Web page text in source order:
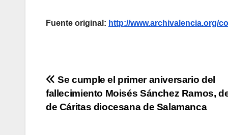
Fuente original: http://www.archivalencia.org/
Navegación
de
Se cumple el primer aniversario del
fallecimiento Moisés Sánchez Ramos,
de Cáritas diocesana de Salamanca